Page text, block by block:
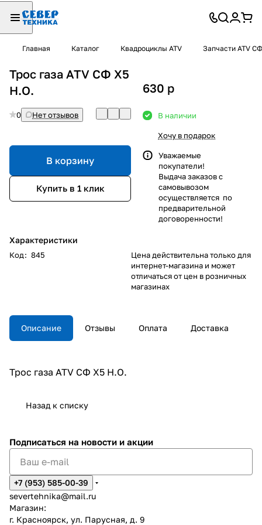
Главная Каталог Квадроциклы ATV Запчасти ATV СФ
Трос газа ATV СФ X5
H.O.
0 Нет отзывов
В корзину
Купить в 1 клик
Характеристики
Код: 845
630 p
В наличии
Хочу в подарок
Уважаемые
покупатели!
Выдача заказов с
самовывозом
осуществляется по
предварительной
договоренности!
Цена действительна только для
интернет-магазина и может
отличаться от цен в розничных
магазинах
Описание Отзывы Оплата Доставка
Трос газа ATV СФ X5 H.O.
Назад к списку
Подписаться на новости и акции
+7 (953) 585-00-39
severtehnika@mail.ru
Магазин:
г. Красноярск, ул. Парусная, д. 9